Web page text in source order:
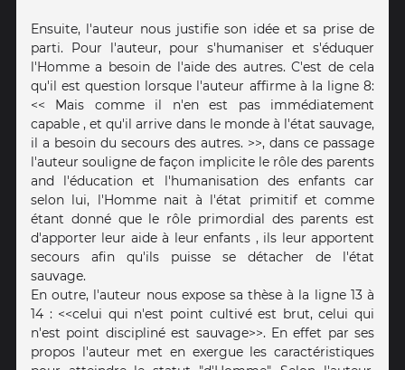
Ensuite, l'auteur nous justifie son idée et sa prise de
parti. Pour l'auteur, pour s'humaniser et s'éduquer
l'Homme a besoin de l'aide des autres. C'est de cela
qu'il est question lorsque l'auteur affirme à la ligne 8:
<< Mais comme il n'en est pas immédiatement
capable , et qu'il arrive dans le monde à l'état sauvage,
il a besoin du secours des autres. >>, dans ce passage
l'auteur souligne de façon implicite le rôle des parents
and l'éducation et l'humanisation des enfants car
selon lui, l'Homme nait à l'état primitif et comme
étant donné que le rôle primordial des parents est
d'apporter leur aide à leur enfants , ils leur apportent
secours afin qu'ils puisse se détacher de l'état
sauvage.
En outre, l'auteur nous expose sa thèse à la ligne 13 à
14 : <<celui qui n'est point cultivé est brut, celui qui
n'est point discipliné est sauvage>>. En effet par ses
propos l'auteur met en exergue les caractéristiques